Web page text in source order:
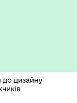
до дизайну